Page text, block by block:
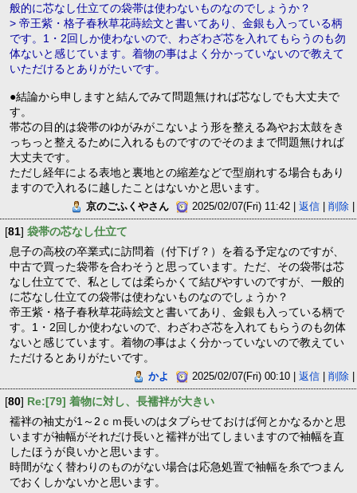
般的に芯なし仕立ての袋帯は使わないものなのでしょうか？
> 帝王紫・格子春秋草花蒔絵文と書いてあり、金銀も入っている柄
です。1・2回しか使わないので、わざわざ芯を入れてもらうのも勿
体ないと感じています。着物の事はよく分かっていないので教えて
いただけるとありがたいです。
●結論から申しますと結んでみて問題無ければ芯なしでも大丈夫で
す。
帯芯の目的は袋帯のゆがみがこないよう形を整える為やお太鼓をき
っちっと整えるために入れるものですのでそのままで問題無ければ
大丈夫です。
ただし経年による表地と裏地との縮差などで型崩れする場合もあり
ますので入れるに越したことはないかと思います。
京のごふくやさん 2025/02/07(Fri) 11:42 |返信 |削除
[81] 袋帯の芯なし仕立て
息子の高校の卒業式に訪問着（付下げ？）を着る予定なのですが、
中古で買った袋帯を合わそうと思っています。ただ、その袋帯は芯
なし仕立てで、私としては柔らかくて結びやすいのですが、一般的
に芯なし仕立ての袋帯は使わないものなのでしょうか？
帝王紫・格子春秋草花蒔絵文と書いてあり、金銀も入っている柄で
す。1・2回しか使わないので、わざわざ芯を入れてもらうのも勿体
ないと感じています。着物の事はよく分かっていないので教えてい
ただけるとありがたいです。
かよ 2025/02/07(Fri) 00:10 |返信 |削除
[80] Re:[79] 着物に対し、長襦袢が大きい
襦袢の袖丈が1～2ｃｍ長いのはタブらせておけば何とかなるかと思
いますが袖幅がそれだけ長いと襦袢が出てしまいますので袖幅を直
したほうが良いかと思います。
時間がなく替わりのものがない場合は応急処置で袖幅を糸でつまん
でおくしかないかと思います。